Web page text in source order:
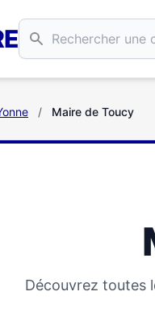
/ Maire de Toucy
Découvrez toutes